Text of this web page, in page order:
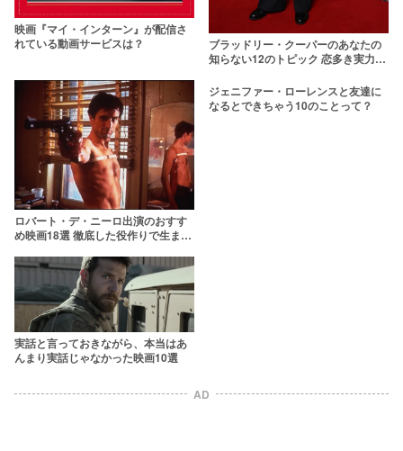
映画『マイ・インターン』が配信さ
れている動画サービスは？
ブラッドリー・クーパーのあなたの
知らない12のトピック 恋多き実力派
ロバート・デ・ニーロ出演のおすす
め映画18選 徹底した役作りで生まれ
ジェニファー・ローレンスと友達に
なるとできちゃう10のことって？
実話と言っておきながら、本当はあ
んまり実話じゃなかった映画10選
AD